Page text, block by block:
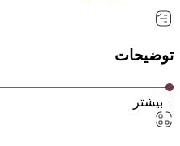
توضیحات
+ بیشتر